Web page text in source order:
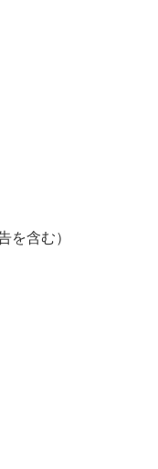
を含む）